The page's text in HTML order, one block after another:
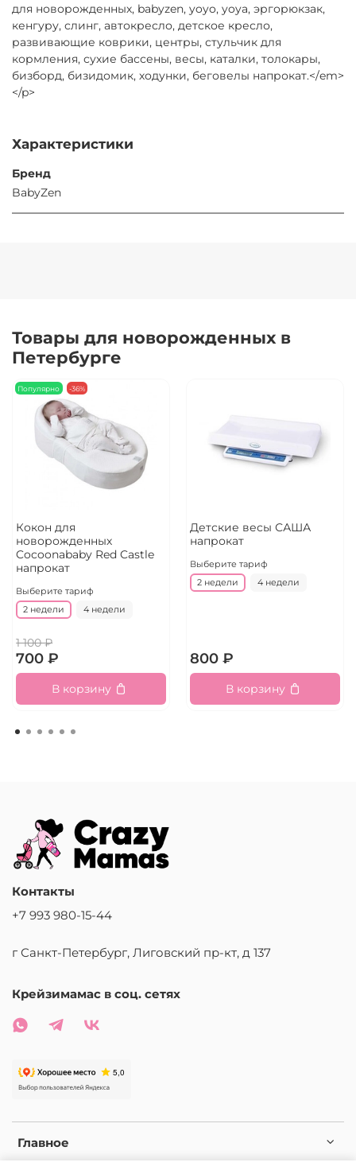
для новорожденных, babyzen, yoyo, yoya, эргорюкзак,
кенгуру, слинг, автокресло, детское кресло,
развивающие коврики, центры, стульчик для
кормления, сухие бассены, весы, каталки, толокары,
бизборд, бизидомик, ходунки, беговелы напрокат.</em>
</p>
Характеристики
Бренд
BabyZen
Товары для новорожденных в
Петербурге
Популярно -36%
Кокон для
новорожденных
Cocoonababy Red Castle
напрокат
Выберите тариф
2 недели
4 недели
1 100 ₽
700 ₽
В корзину
Детские весы САША
напрокат
Выберите тариф
2 недели
4 недели
800 ₽
В корзину
Главное
Контакты
+7 993 980-15-44
г Санкт-Петербург, Лиговский пр-кт, д 137
Крейзимамас в соц. сетях